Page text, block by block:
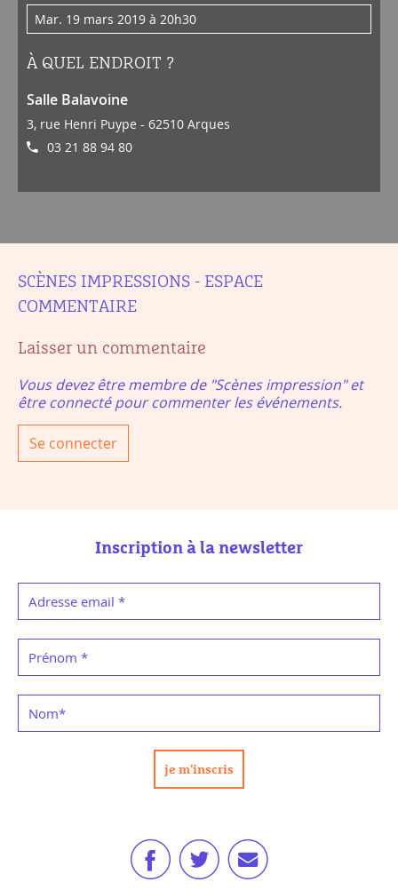
mar. 19 mars 2019 à 20h30
À QUEL ENDROIT ?
Salle Balavoine
3, rue Henri Puype - 62510 Arques
03 21 88 94 80
SCÈNES IMPRESSIONS - ESPACE
COMMENTAIRE
Laisser un commentaire
Vous devez être membre de "Scènes impression" et
être connecté pour commenter les événements.
Se connecter
Inscription à la newsletter
Adresse email *
Prénom *
Nom*